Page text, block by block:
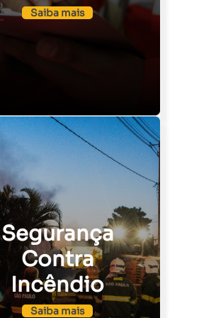
Saiba mais
Segurança
Contra
Incêndio
Saiba mais